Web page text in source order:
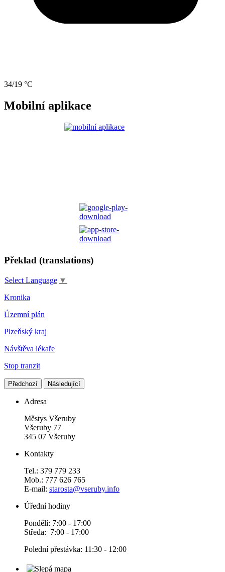
34/19 °C
Mobilní aplikace
Překlad (translations)
Select Language ▼
Kronika
Územní plán
Plzeňský kraj
Návštěva lékaře
Stop tranzit
Předchozí Následující
Adresa
Městys Všeruby
Všeruby 77
345 07 Všeruby
Kontakty
Tel.: 379 779 233
Mob.: 777 626 765
E-mail: starosta@vseruby.info
Úřední hodiny
Pondělí: 7:00 - 17:00
Středa: 7:00 - 17:00
Polední přestávka: 11:30 - 12:00